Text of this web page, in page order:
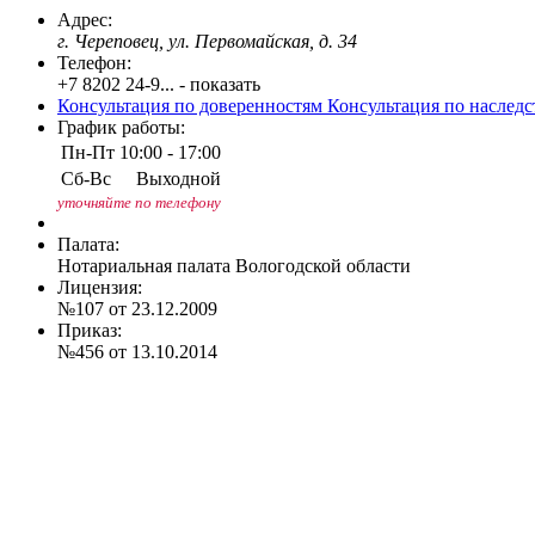
Адрес:
г. Череповец, ул. Первомайская, д. 34
Телефон:
+7 8202 24-9... - показать
Консультация по доверенностям Консультация по
График работы:
Пн-Пт 10:00 - 17:00
Сб-Вс
Выходной
уточняйте по телефону
Палата:
Нотариальная палата Вологодской области
Лицензия:
№107 от 23.12.2009
Приказ:
№456 от 13.10.2014